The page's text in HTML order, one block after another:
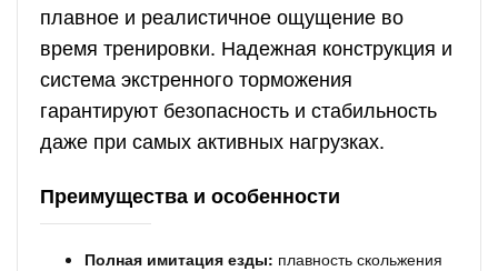
плавное и реалистичное ощущение во
время тренировки. Надежная конструкция и
система экстренного торможения
гарантируют безопасность и стабильность
даже при самых активных нагрузках.
Преимущества и особенности
Полная имитация езды: плавность скольжения